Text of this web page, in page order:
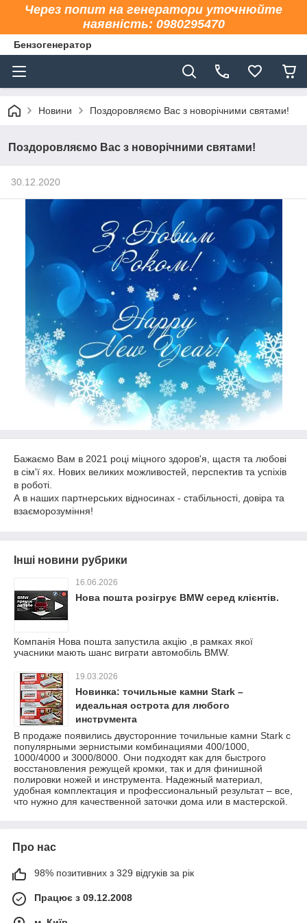
Через попит на генератори уточнюйте
наявність: 0980295470
Бензогенератор
Новини Поздоровляємо Вас з новорічними святами!
Поздоровляємо Вас з новорічними святами!
30.12.2020
Бажаємо Вам в 2021 році міцного здоров'я, щастя та любові
в сім'ї ях. Нових великих можливостей, перспектив та успіхів
в роботі.
А в наших партнерських відносинах - стабільності, довіра та
взаєморозуміння!
Інші новини рубрики
16.06.2026
Нова пошта розігрує BMW серед клієнтів.
Компанія Нова пошта запустила акцію ,в рамках якої
учасники мають шанс виграти автомобіль BMW.
19.03.2026
Новинка: точильные камни Stark –
идеальная острота для любого
инструмента
В продаже появились двусторонние точильные камни Stark с
популярными зернистыми комбинациями 400/1000,
1000/4000 и 3000/8000. Они подходят как для быстрого
восстановления режущей кромки, так и для финишной
полировки ножей и инструмента. Надежный материал,
удобная комплектация и профессиональный результат – все,
что нужно для качественной заточки дома или в мастерской.
Про нас
98% позитивних з 329 відгуків за рік
Працює з 09.12.2008